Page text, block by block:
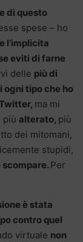
di questo
spese – ho
l’implicita
eviti di farne
delle più di
tipo che ho
ma mi
più alterato, più
dei mitomani,
stupidi,
scompare. Per
è stata
contro quel
virtuale non